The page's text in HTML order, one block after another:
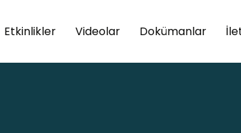
Etkinlikler Videolar Dokümanlar